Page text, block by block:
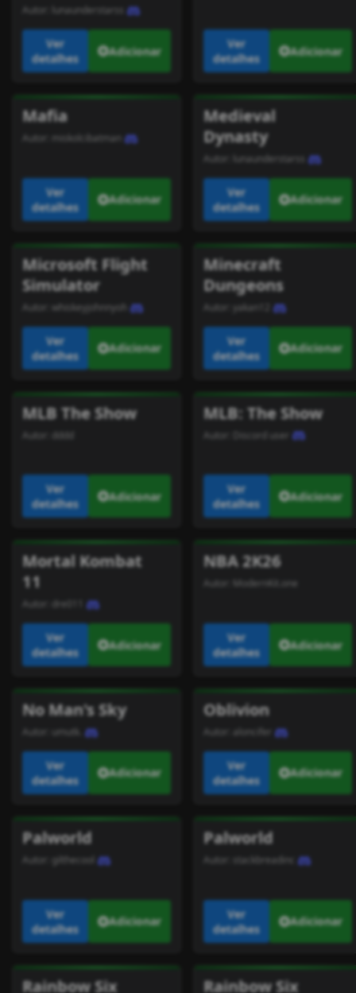
Autor: lunaunderstarss
Ver
detalhes
Adicionar
Ver
detalhes
Adicionar
Mafia
Autor: miskolcibatman
Ver
detalhes
Adicionar
Medieval
Dynasty
Autor: lunaunderstarss
Ver
detalhes
Adicionar
Microsoft Flight
Simulator
Autor: whiskeyjohnnyoh
Ver
detalhes
Adicionar
Minecraft
Dungeons
Autor: yakan12
Ver
detalhes
Adicionar
MLB The Show
Autor:
Ver
detalhes
Adicionar
MLB: The Show
Autor: Discord user
Ver
detalhes
Adicionar
Mortal Kombat
11
Autor: dre011
Ver
detalhes
Adicionar
NBA 2K26
Autor: ModernKit.one
Ver
detalhes
Adicionar
No Man's Sky
Autor: umutk.
Ver
detalhes
Adicionar
Oblivion
Autor: aloncifer
Ver
detalhes
Adicionar
Palworld
Autor: gilthecool
Ver
detalhes
Adicionar
Palworld
Autor: stackbreadinc
Ver
detalhes
Adicionar
Rainbow Six
Rainbow Six